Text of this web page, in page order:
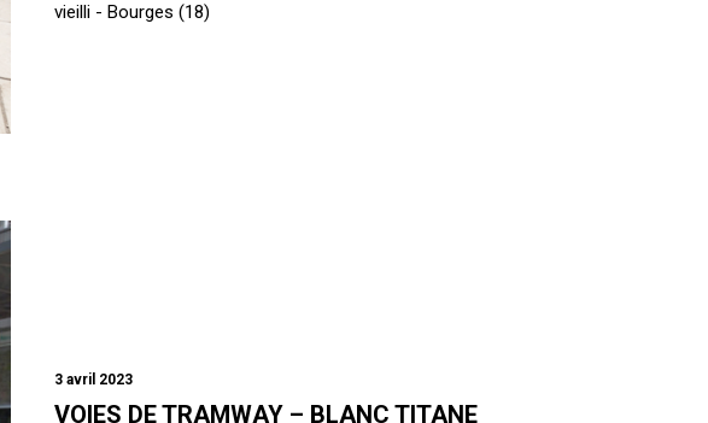
vieilli - Bourges (18)
3 avril 2023
VOIES DE TRAMWAY – BLANC TITANE